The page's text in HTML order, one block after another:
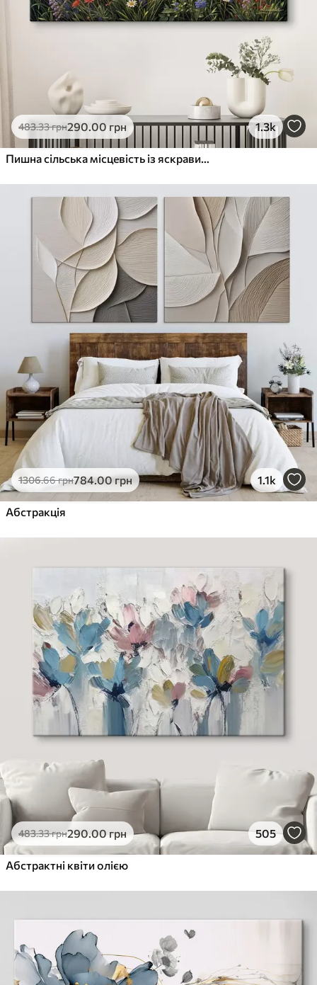
483.33грн290.00 грн 1.3k
Пишна сільська місцевість із яскравим лугом диких квітів, наповненим різнокольоровими квітами під хмарним небом
1306.66грн784.00грн 1.1k
Абстракція
483.33грн290.00грн 505
Абстрактні квіти олією